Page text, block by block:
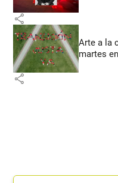
share
Arte a la
martes
share